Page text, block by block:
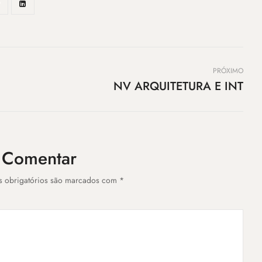
PRÓXIMO
NV ARQUITETURA E INT
obrigatórios são marcados com *